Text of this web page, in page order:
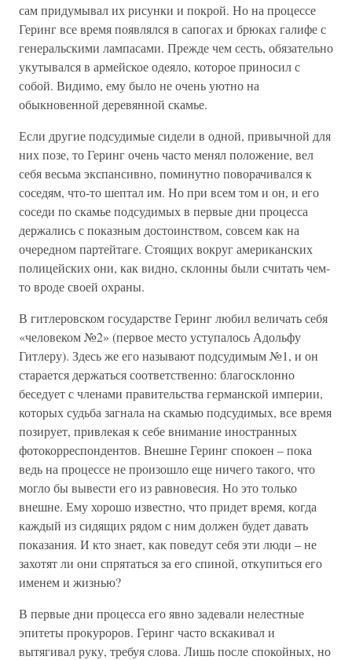
сам придумывал их рисунки и покрой. Но на процессе
Геринг все время появлялся в сапогах и брюках галифе с
генеральскими лампасами. Прежде чем сесть, обязательно
укутывался в армейское одеяло, которое приносил с
собой. Видимо, ему было не очень уютно на
обыкновенной деревянной скамье.
Если другие подсудимые сидели в одной, привычной для
них позе, то Геринг очень часто менял положение, вел
себя весьма экспансивно, поминутно поворачивался к
соседям, что-то шептал им. Но при всем том и он, и его
соседи по скамье подсудимых в первые дни процесса
держались с показным достоинством, совсем как на
очередном партейтаге. Стоящих вокруг американских
полицейских они, как видно, склонны были считать чем-
то вроде своей охраны.
В гитлеровском государстве Геринг любил величать себя
«человеком №2» (первое место уступалось Адольфу
Гитлеру). Здесь же его называют подсудимым №1, и он
старается держаться соответственно: благосклонно
беседует с членами правительства германской империи,
которых судьба загнала на скамью подсудимых, все время
позирует, привлекая к себе внимание иностранных
фотокорреспондентов. Внешне Геринг спокоен – пока
ведь на процессе не произошло еще ничего такого, что
могло бы вывести его из равновесия. Но это только
внешне. Ему хорошо известно, что придет время, когда
каждый из сидящих рядом с ним должен будет давать
показания. И кто знает, как поведут себя эти люди – не
захотят ли они спрятаться за его спиной, откупиться его
именем и жизнью?
В первые дни процесса его явно задевали нелестные
эпитеты прокуроров. Геринг часто вскакивал и
вытягивал руку, требуя слова. Лишь после спокойных, но